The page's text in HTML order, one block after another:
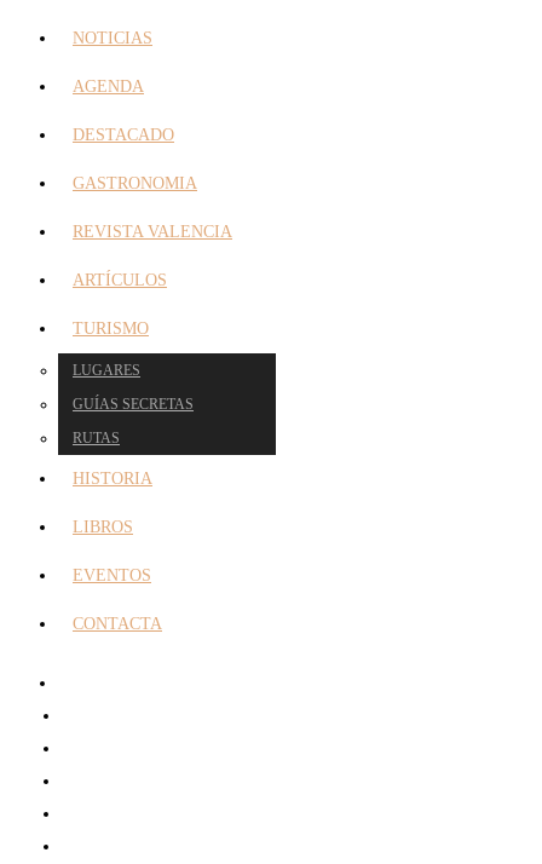
NOTICIAS
AGENDA
DESTACADO
GASTRONOMIA
REVISTA VALENCIA
ARTÍCULOS
TURISMO
LUGARES
GUÍAS SECRETAS
RUTAS
HISTORIA
LIBROS
EVENTOS
CONTACTA